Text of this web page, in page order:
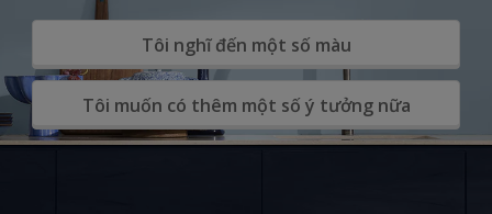
Tôi nghĩ đến một số màu
Tôi muốn có thêm một số ý tưởng nữa